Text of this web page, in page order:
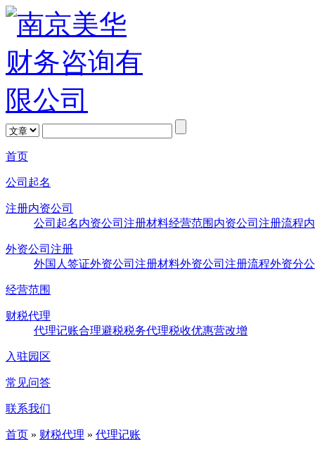
首页
公司起名
注册内资公司
公司起名内资公司注册材料经营范围 内资公司注册流程
外资公司注册
外国人签证外资公司注册材料外资公司注册流程外资分
经营范围
财税代理
代理记账合理避税税务代理税收优惠营改增
入驻园区
常见问答
联系我们
首页 » 财税代理 » 代理记账